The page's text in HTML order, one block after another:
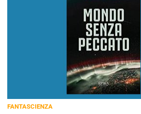
FANTASCIENZA